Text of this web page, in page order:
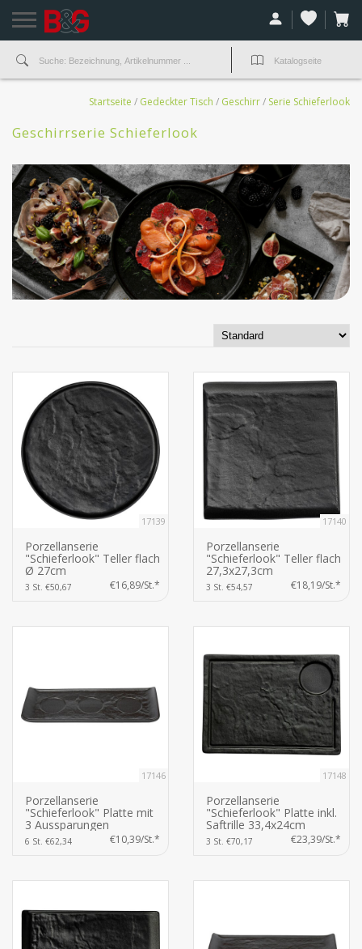
Startseite / Gedeckter Tisch / Geschirr/ Serie Schieferlook
Geschirrserie Schieferlook
17139
Porzellanserie
"Schieferlook" Teller flach
Ø 27cm
3 St. €50,67 €16,89/St.*
17140
Porzellanserie
"Schieferlook" Teller flach
27,3x27,3cm
3 St. €54,57 €18,19/St.*
17146
Porzellanserie
"Schieferlook" Platte mit
3 Aussparungen
25,8x9,9cm
6 St. €62,34 €10,39/St.*
17148
Porzellanserie
"Schieferlook" Platte inkl.
Saftrille 33,4x24cm
3 St. €70,17 €23,39/St.*